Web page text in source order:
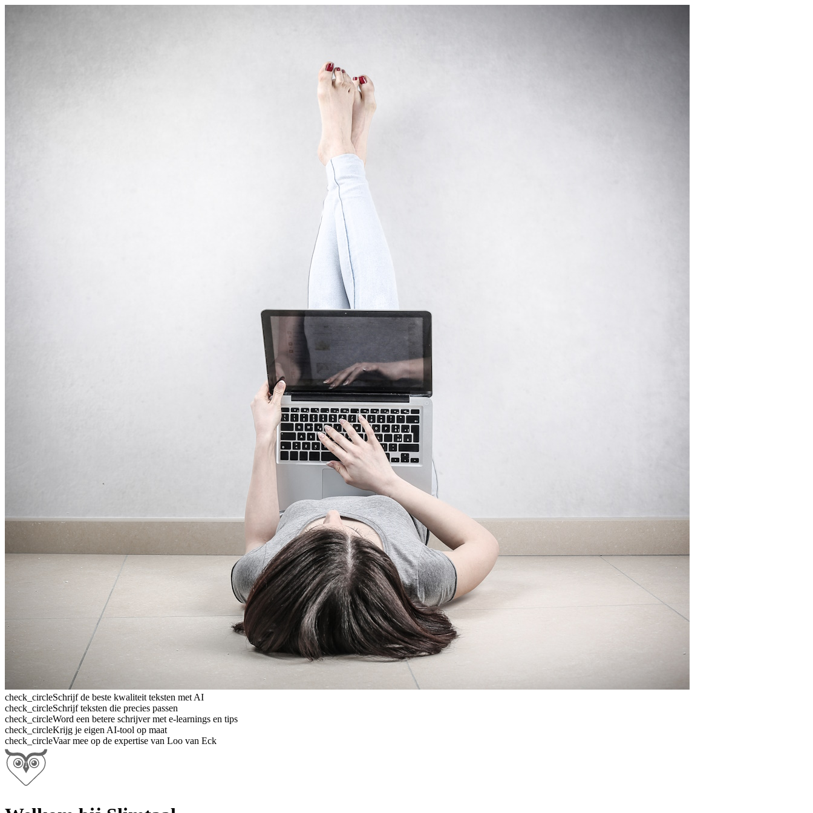
check_circleSchrijf de beste kwaliteit teksten met AI
check_circleSchrijf teksten die precies passen
check_circleWord een betere schrijver met e-learnings en tips
check_circleKrijg je eigen AI-tool op maat
check_circleVaar mee op de expertise van Loo van Eck